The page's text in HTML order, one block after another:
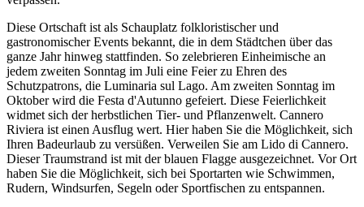
Diese Ortschaft ist als Schauplatz folkloristischer und
gastronomischer Events bekannt, die in dem Städtchen über das
ganze Jahr hinweg stattfinden. So zelebrieren Einheimische an
jedem zweiten Sonntag im Juli eine Feier zu Ehren des
Schutzpatrons, die Luminaria sul Lago. Am zweiten Sonntag im
Oktober wird die Festa d'Autunno gefeiert. Diese Feierlichkeit
widmet sich der herbstlichen Tier- und Pflanzenwelt. Cannero
Riviera ist einen Ausflug wert. Hier haben Sie die Möglichkeit, sich
Ihren Badeurlaub zu versüßen. Verweilen Sie am Lido di Cannero.
Dieser Traumstrand ist mit der blauen Flagge ausgezeichnet. Vor Ort
haben Sie die Möglichkeit, sich bei Sportarten wie Schwimmen,
Rudern, Windsurfen, Segeln oder Sportfischen zu entspannen.